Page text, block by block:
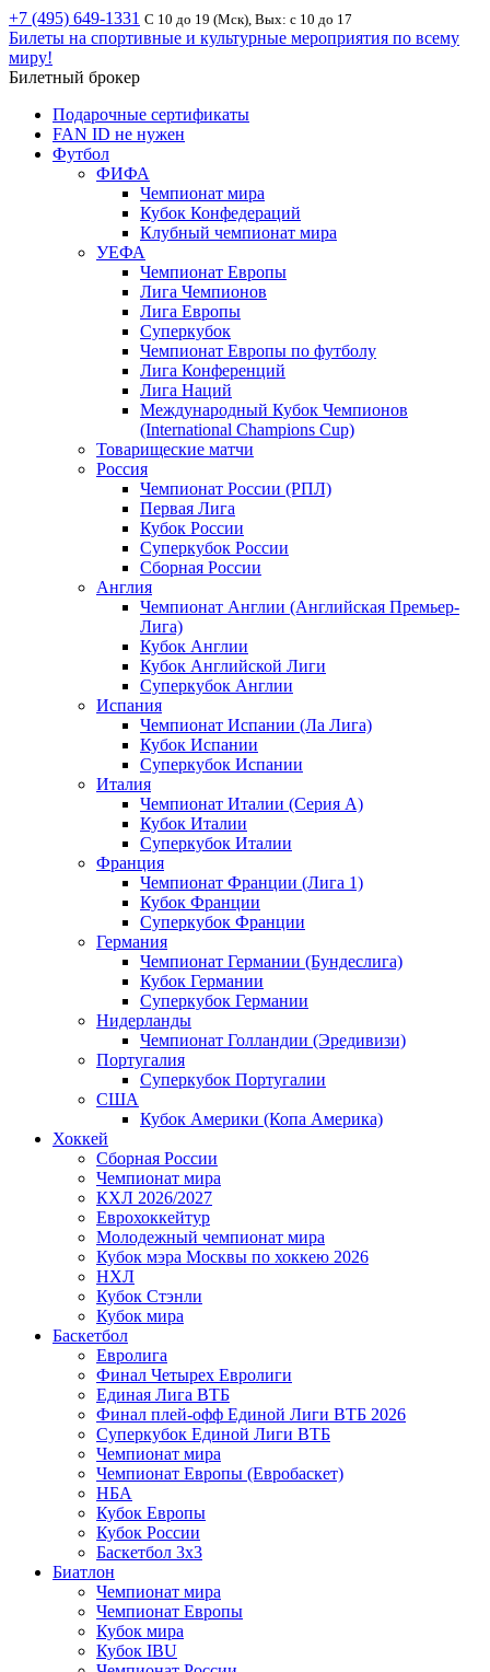
+7 (495) 649-1331 С 10 до 19 (Мск), Вых: с 10 до 17
Билеты на спортивные и культурные мероприятия по всему
миру!
Билетный брокер
Подарочные сертификаты
FAN ID не нужен
Футбол
ФИФА
Чемпионат мира
Кубок Конфедераций
Клубный чемпионат мира
УЕФА
Чемпионат Европы
Лига Чемпионов
Лига Европы
Суперкубок
Чемпионат Европы по футболу
Лига Конференций
Лига Наций
Международный Кубок Чемпионов
(International Champions Cup)
Товарищеские матчи
Россия
Чемпионат России (РПЛ)
Первая Лига
Кубок России
Суперкубок России
Сборная России
Англия
Чемпионат Англии (Английская Премьер-
Лига)
Кубок Англии
Кубок Английской Лиги
Суперкубок Англии
Испания
Чемпионат Испании (Ла Лига)
Кубок Испании
Суперкубок Испании
Италия
Чемпионат Италии (Серия А)
Кубок Италии
Суперкубок Италии
Франция
Чемпионат Франции (Лига 1)
Кубок Франции
Суперкубок Франции
Германия
Чемпионат Германии (Бундеслига)
Кубок Германии
Суперкубок Германии
Нидерланды
Чемпионат Голландии (Эредивизи)
Португалия
Суперкубок Португалии
США
Кубок Америки (Копа Америка)
Хоккей
Сборная России
Чемпионат мира
КХЛ 2026/2027
Еврохоккейтур
Молодежный чемпионат мира
Кубок мэра Москвы по хоккею 2026
НХЛ
Кубок Стэнли
Кубок мира
Баскетбол
Евролига
Финал Четырех Евролиги
Единая Лига ВТБ
Финал плей-офф Единой Лиги ВТБ 2026
Суперкубок Единой Лиги ВТБ
Чемпионат мира
Чемпионат Европы (Евробаскет)
НБА
Кубок Европы
Кубок России
Баскетбол 3х3
Биатлон
Чемпионат мира
Чемпионат Европы
Кубок мира
Кубок IBU